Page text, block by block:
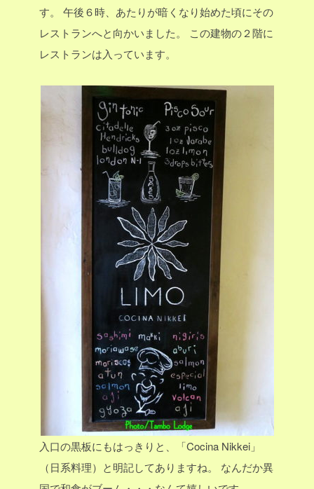
す。
午後６時、あたりが暗くなり始めた頃にその
レストランへと向かいました。
この建物の２階に
レストランは入っています。
入口の黒板にもはっきりと、「Cocina Nikkei」
（日系料理）と明記してありますね。
なんだか異